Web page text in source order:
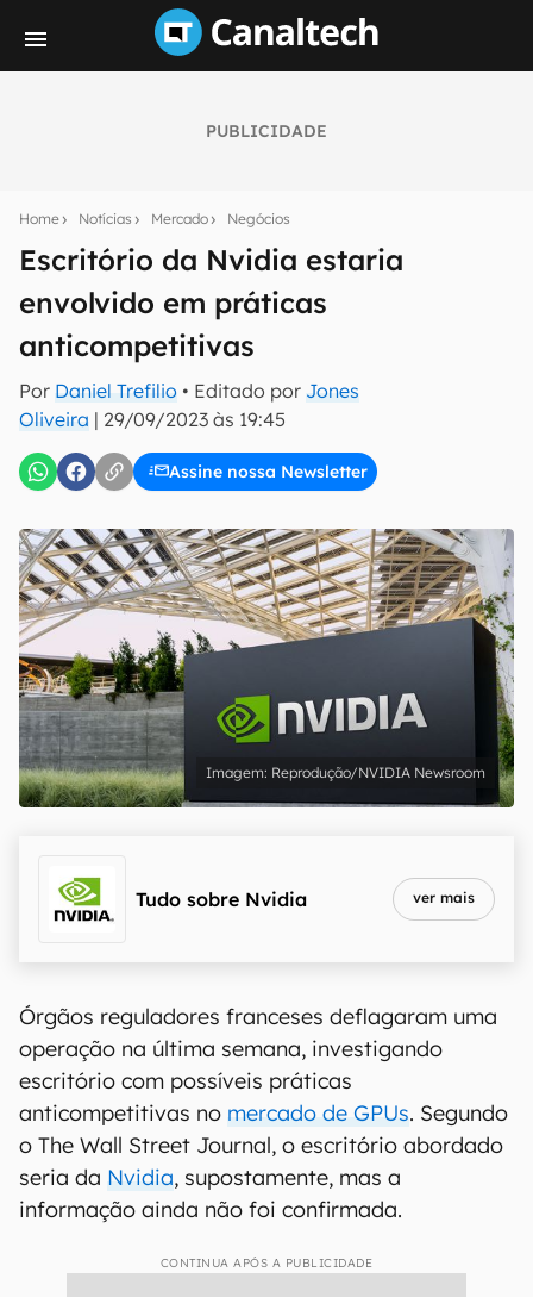
PUBLICIDADE
Home Notícias Mercado Negócios
Escritório da Nvidia estaria
envolvido em práticas
anticompetitivas
Por Daniel Trefilio • Editado por Jones
Oliveira | 29/09/2023 às 19:45
Assine nossa Newsletter
notícias e reviews sobre tecnologia em primeira
mão.
E-mail
inscreva-se
Confirmo que li, aceito e concordo com os Termos de
Uso e Política de Privacidade do Canaltech.
Reprodução/NVIDIA Newsroom
Tudo sobre Nvidia ver mais
Órgãos reguladores franceses deflagaram uma
operação na última semana, investigando
escritório com possíveis práticas
anticompetitivas no mercado de GPUs. Segundo
o The Wall Street Journal, o escritório abordado
seria da Nvidia, supostamente, mas a
informação ainda não foi confirmada.
CONTINUA APÓS A PUBLICIDADE